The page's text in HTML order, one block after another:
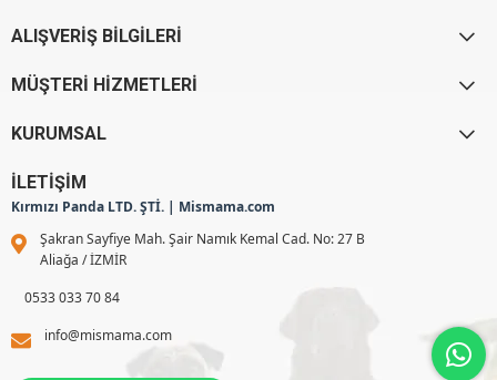
ALIŞVERİŞ BİLGİLERİ
MÜŞTERİ HİZMETLERİ
KURUMSAL
İLETİŞİM
Kırmızı Panda LTD. ŞTİ. | Mismama.com
Şakran Sayfiye Mah. Şair Namık Kemal Cad. No: 27 B
Aliağa / İZMİR
0533 033 70 84
info@mismama.com